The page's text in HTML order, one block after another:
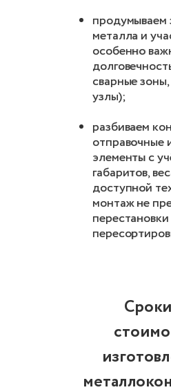
продумываем
металла и
особенно
сварные
узлы);
разбиваем
отправочные
элементы с
габаритов,
доступной
монтаж не